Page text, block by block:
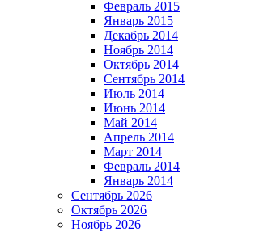
Февраль 2015
Январь 2015
Декабрь 2014
Ноябрь 2014
Октябрь 2014
Сентябрь 2014
Июль 2014
Июнь 2014
Май 2014
Апрель 2014
Март 2014
Февраль 2014
Январь 2014
Сентябрь 2026
Октябрь 2026
Ноябрь 2026